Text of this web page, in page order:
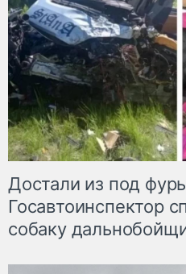
Достали из под
Госавтоинспектор
собаку